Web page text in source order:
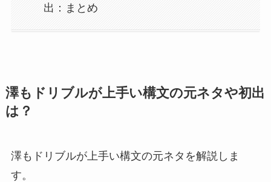
出：まとめ
澤もドリブルが上手い構文の元ネタや初出
は？
澤もドリブルが上手い構文の元ネタを解説しま
す。